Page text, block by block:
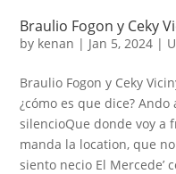
Braulio Fogon y Ceky
by kenan | Jan 5, 2024 |
Braulio Fogon y Ceky
¿cómo es que dice?
silencioQue donde voy a
manda la location, que
siento necio El Mercede’